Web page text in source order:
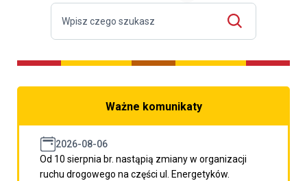
Ważne komunikaty
2026-08-06
Od 10 sierpnia br. nastąpią zmiany w organizacji
ruchu drogowego na części ul. Energetyków.